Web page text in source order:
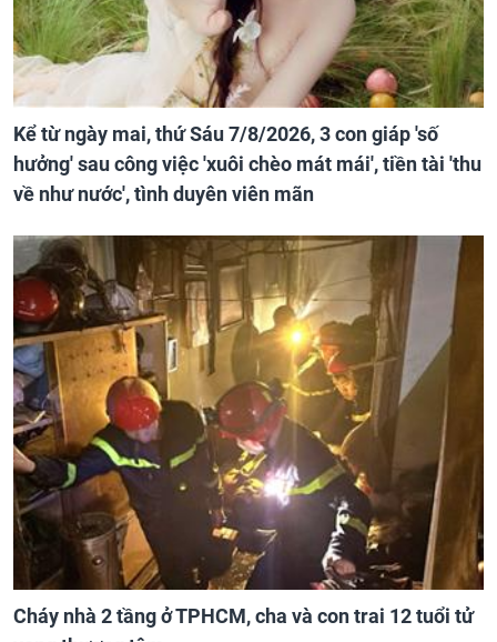
Kể từ ngày mai, thứ Sáu 7/8/2026, 3 con giáp 'số
hưởng' sau công việc 'xuôi chèo mát mái', tiền tài 'thu
về như nước', tình duyên viên mãn
Cháy nhà 2 tầng ở TPHCM, cha và con trai 12 tuổi tử